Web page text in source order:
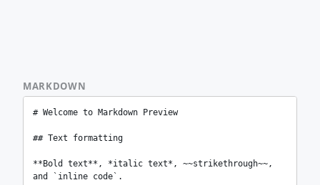
MARKDOWN